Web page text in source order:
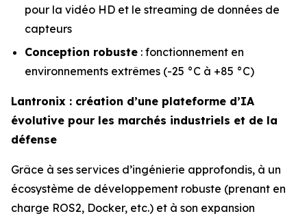
pour la vidéo HD et le streaming de données de
capteurs
Conception robuste : fonctionnement en
environnements extrêmes (-25 °C à +85 °C)
Lantronix : création d’une plateforme d’IA
évolutive pour les marchés industriels et de la
défense
Grâce à ses services d’ingénierie approfondis, à un
écosystème de développement robuste (prenant en
charge ROS2, Docker, etc.) et à son expansion